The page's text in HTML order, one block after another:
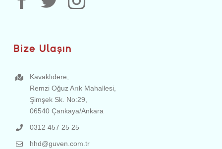
Bize Ulaşın
Kavaklıdere,
Remzi Oğuz Arık Mahallesi,
Şimşek Sk. No:29,
06540 Çankaya/Ankara
0312 457 25 25
hhd@guven.com.tr